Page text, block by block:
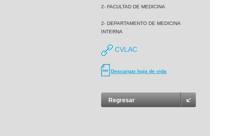
2- FACULTAD DE MEDICINA
2- DEPARTAMENTO DE MEDICINA
INTERNA
CVLAC
Descargar hoja de vida
Regresar